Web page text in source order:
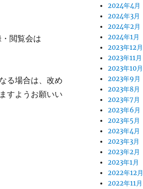
閲覧会は
る場合は、改め
すようお願いい
2024年4月
2024年3月
2024年2月
2024年1月
2023年12月
2023年11月
2023年10月
2023年9月
2023年8月
2023年7月
2023年6月
2023年5月
2023年4月
2023年3月
2023年2月
2023年1月
2022年12月
2022年11月